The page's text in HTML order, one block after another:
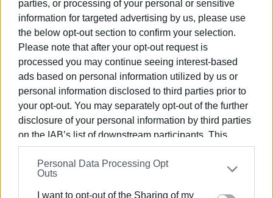
parties, or processing of your personal or sensitive
information for targeted advertising by us, please use
the below opt-out section to confirm your selection.
Please note that after your opt-out request is
processed you may continue seeing interest-based
ads based on personal information utilized by us or
personal information disclosed to third parties prior to
your opt-out. You may separately opt-out of the further
disclosure of your personal information by third parties
on the IAB’s list of downstream participants. This
information may also be disclosed by us to third parties
on theIAB’s List of Downstream Participants
that may
further disclose it to other third parties.
Personal Data Processing Opt
Outs
I want to opt-out of the Sharing of my
ΚΕΔΑΣΥ, καθώς και μια παρουσίαση για την
παραβατικότητα παιδιών και εφήβων από τον
Αστυνομικό Διευθυντή Κώστα Βλαχόπουλο.
Και συνειδητοποιήσαμε ότι πρέπει να έχουμε τα μάτια
μας ορθάνοιχτα, πρωτίστως οι γονείς και οι
εκπαιδευτικοί, αλλά και όλοι μας ως κοινωνικό
περιβάλλον, ώστε να ανιχνεύουμε περίεργες
συμπεριφορές χωρίς να αδιαφορούμε, χωρίς να λέμε
σπουδαίο” μπορεί αύριο να γίνει σιδερογροθιά, μπορεί
να γίνει μαχαίρι…